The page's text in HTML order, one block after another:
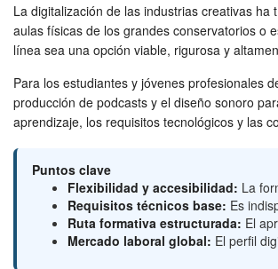
La digitalización de las industrias creativas
aulas físicas de los grandes conservatorios o
línea sea una opción viable, rigurosa y
Para los estudiantes y jóvenes profesionales
producción de podcasts y el diseño sonoro
aprendizaje, los requisitos tecnológicos y las
Puntos clave
Flexibilidad y accesibilidad: La
Requisitos técnicos base: Es
Ruta formativa estructurada: El
Mercado laboral global: El perfil